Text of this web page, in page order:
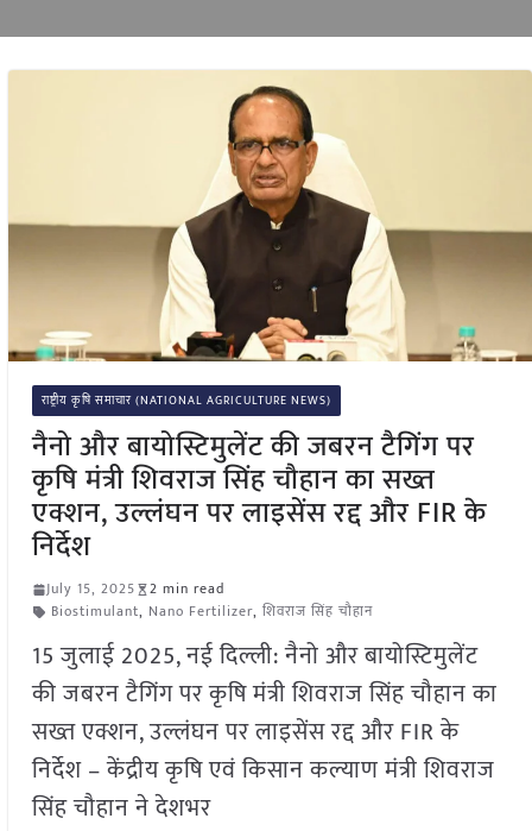
राष्ट्रीय कृषि समाचार (NATIONAL AGRICULTURE NEWS)
नैनो और बायोस्टिमुलेंट की जबरन टैगिंग पर
कृषि मंत्री शिवराज सिंह चौहान का सख्त
एक्शन, उल्लंघन पर लाइसेंस रद्द और FIR के
निर्देश
July 15, 2025
2 min read
Biostimulant, Nano Fertilizer, शिवराज सिंह चौहान
15 जुलाई 2025, नई दिल्ली: नैनो और बायोस्टिमुलेंट
की जबरन टैगिंग पर कृषि मंत्री शिवराज सिंह चौहान का
सख्त एक्शन, उल्लंघन पर लाइसेंस रद्द और FIR के
निर्देश – केंद्रीय कृषि एवं किसान कल्याण मंत्री शिवराज
सिंह चौहान ने देशभर